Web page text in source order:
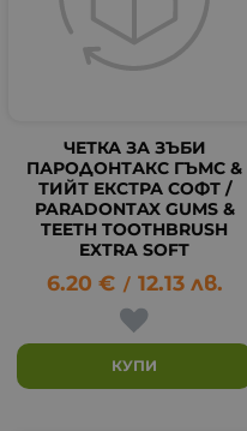
ЧЕТКА ЗА ЗЪБИ
ПАРОДОНТАКС ГЪМС &
ТИЙТ ЕКСТРА СОФТ /
PARADONTAX GUMS &
TEETH TOOTHBRUSH
EXTRA SOFT
6.20 € / 12.13 лв.
КУПИ